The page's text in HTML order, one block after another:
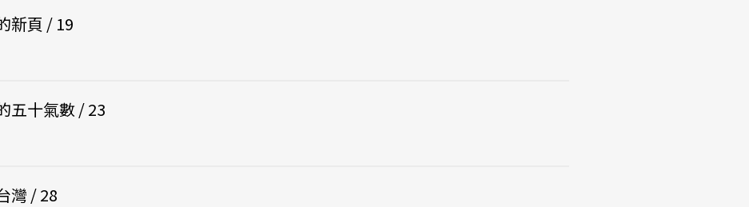
新頁 / 19
五十氣數 / 23
灣 / 28